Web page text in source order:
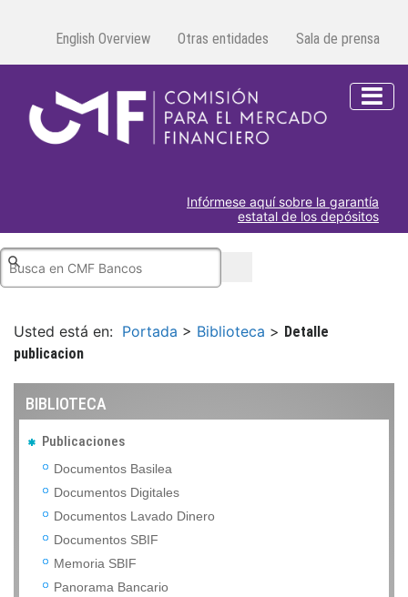
English Overview Otras entidades Sala de prensa
Infórmese aquí sobre la garantía
estatal de los depósitos
Usted está en: Portada > Biblioteca > Detalle
publicacion
BIBLIOTECA
Publicaciones
Documentos Basilea
Documentos Digitales
Documentos Lavado Dinero
Documentos SBIF
Memoria SBIF
Panorama Bancario